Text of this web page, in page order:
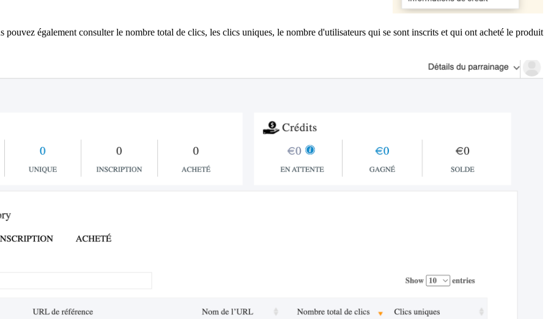
pouvez également consulter le nombre total de clics, les clics uniques, le nombre d'utilisateurs qui se sont inscrits et qui ont acheté le produit.